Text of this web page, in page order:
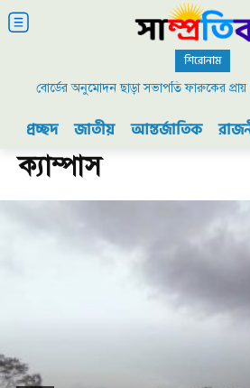
শিরোনাম
বোর্ডের অনুমোদন ছাড়া সভাপতি ফারুকের প্রায়
২০০৯ এর বিডিআর বিদ্রোহ এবং
প্রচ্ছদ জাতীয় আন্তর্জাতিক
ক্যাম্পাস